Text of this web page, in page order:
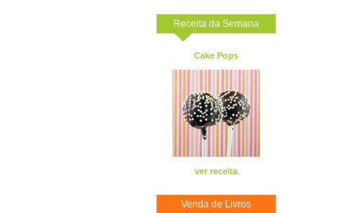
Receita da Semana
Cake Pops
ver receita
Venda de Livros